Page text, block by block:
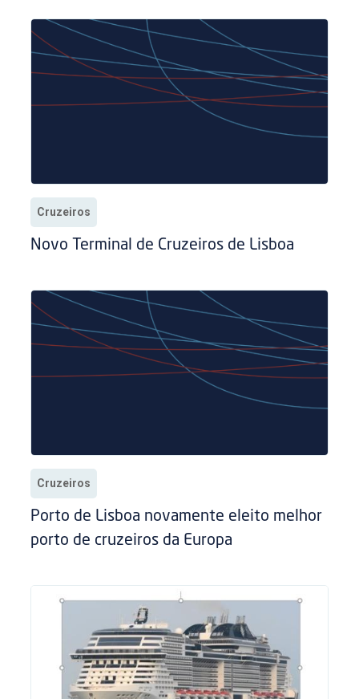
Cruzeiros
Novo Terminal de Cruzeiros de Lisboa
Cruzeiros
Porto de Lisboa novamente eleito melhor
porto de cruzeiros da Europa